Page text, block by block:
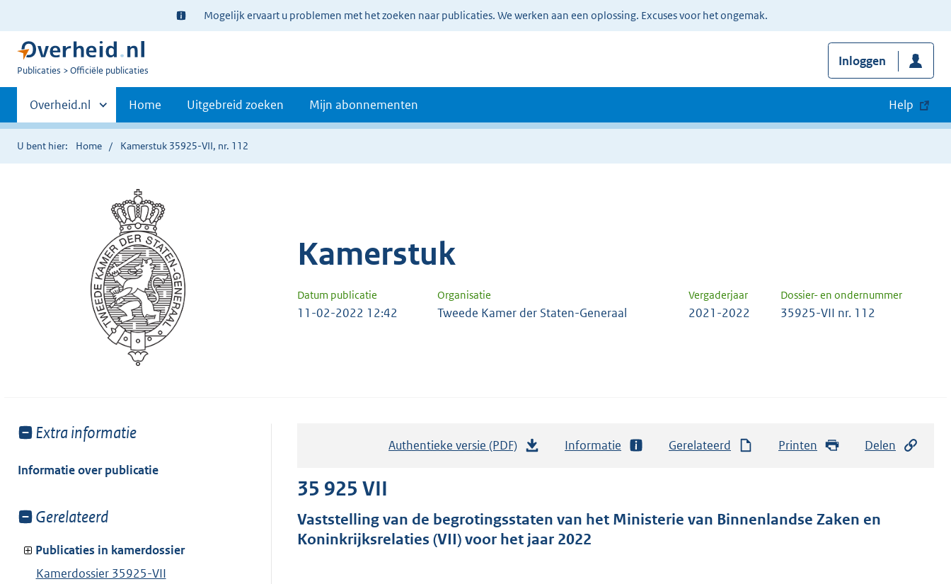
Ter
informatie:
Mogelijk ervaart u problemen met het zoeken naar publicaties. We werken aan een oplossing. Excuses voor het ongemak.
U
Publicaties Officiële publicaties
Inloggen
Primaire
navigatie
Andere
sites
binnen
Overheid.nl Home Uitgebreid zoeken Mijn abonnementen Help
U bent hier: Home Kamerstuk 35925-VII, nr. 112
Kamerstuk
Datum publicatie Organisatie Vergaderjaar Dossier- en ondernummer
11-02-2022 12:42 Tweede Kamer der Staten-Generaal 2021-2022 35925-VII nr. 112
Toon
van:
Extra informatie
Informatie over publicatie
Toon
van:
Gerelateerd
Publicaties in kamerdossier
Kamerdossier 35925-VII
Authentieke versie (PDF)
a
n
Informatie Gerelateerd Printen Delen
35 925 VII
Vaststelling van de begrotingsstaten van het Ministerie van Binnenlandse Zaken en
Koninkrijksrelaties (VII) voor het jaar 2022